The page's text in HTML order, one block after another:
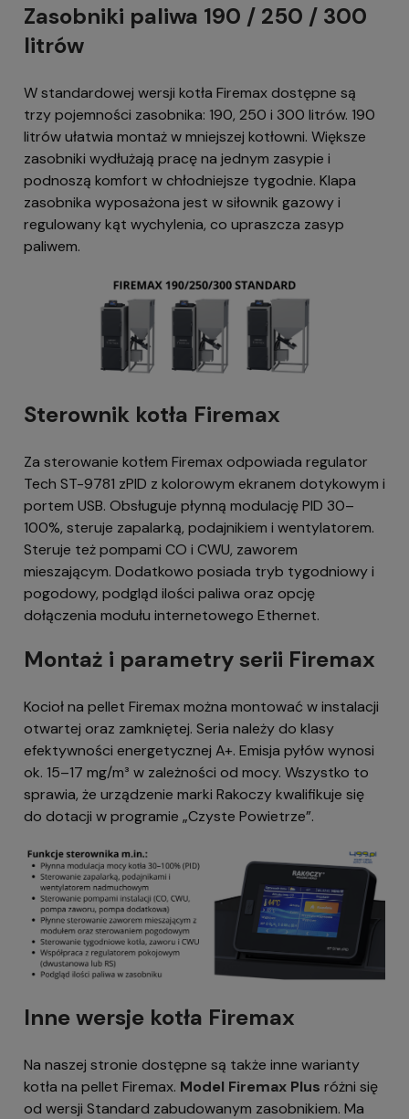
Zasobniki paliwa 190 / 250 / 300
litrów
W standardowej wersji kotła Firemax dostępne są
trzy pojemności zasobnika: 190, 250 i 300 litrów. 190
litrów ułatwia montaż w mniejszej kotłowni. Większe
zasobniki wydłużają pracę na jednym zasypie i
podnoszą komfort w chłodniejsze tygodnie. Klapa
zasobnika wyposażona jest w siłownik gazowy i
regulowany kąt wychylenia, co upraszcza zasyp
paliwem.
Sterownik kotła Firemax
Za sterowanie kotłem Firemax odpowiada regulator
Tech ST-9781 zPID z kolorowym ekranem dotykowym i
portem USB. Obsługuje płynną modulację PID 30–
100%, steruje zapalarką, podajnikiem i wentylatorem.
Steruje też pompami CO i CWU, zaworem
mieszającym. Dodatkowo posiada tryb tygodniowy i
pogodowy, podgląd ilości paliwa oraz opcję
dołączenia modułu internetowego Ethernet.
Montaż i parametry serii Firemax
Kocioł na pellet Firemax można montować w instalacji
otwartej oraz zamkniętej. Seria należy do klasy
efektywności energetycznej A+. Emisja pyłów wynosi
ok. 15–17 mg/m³ w zależności od mocy. Wszystko to
sprawia, że urządzenie marki Rakoczy kwalifikuje się
do dotacji w programie „Czyste Powietrze”.
Inne wersje kotła Firemax
Na naszej stronie dostępne są także inne warianty
kotła na pellet Firemax. Model Firemax Plus różni się
od wersji Standard zabudowanym zasobnikiem. Ma